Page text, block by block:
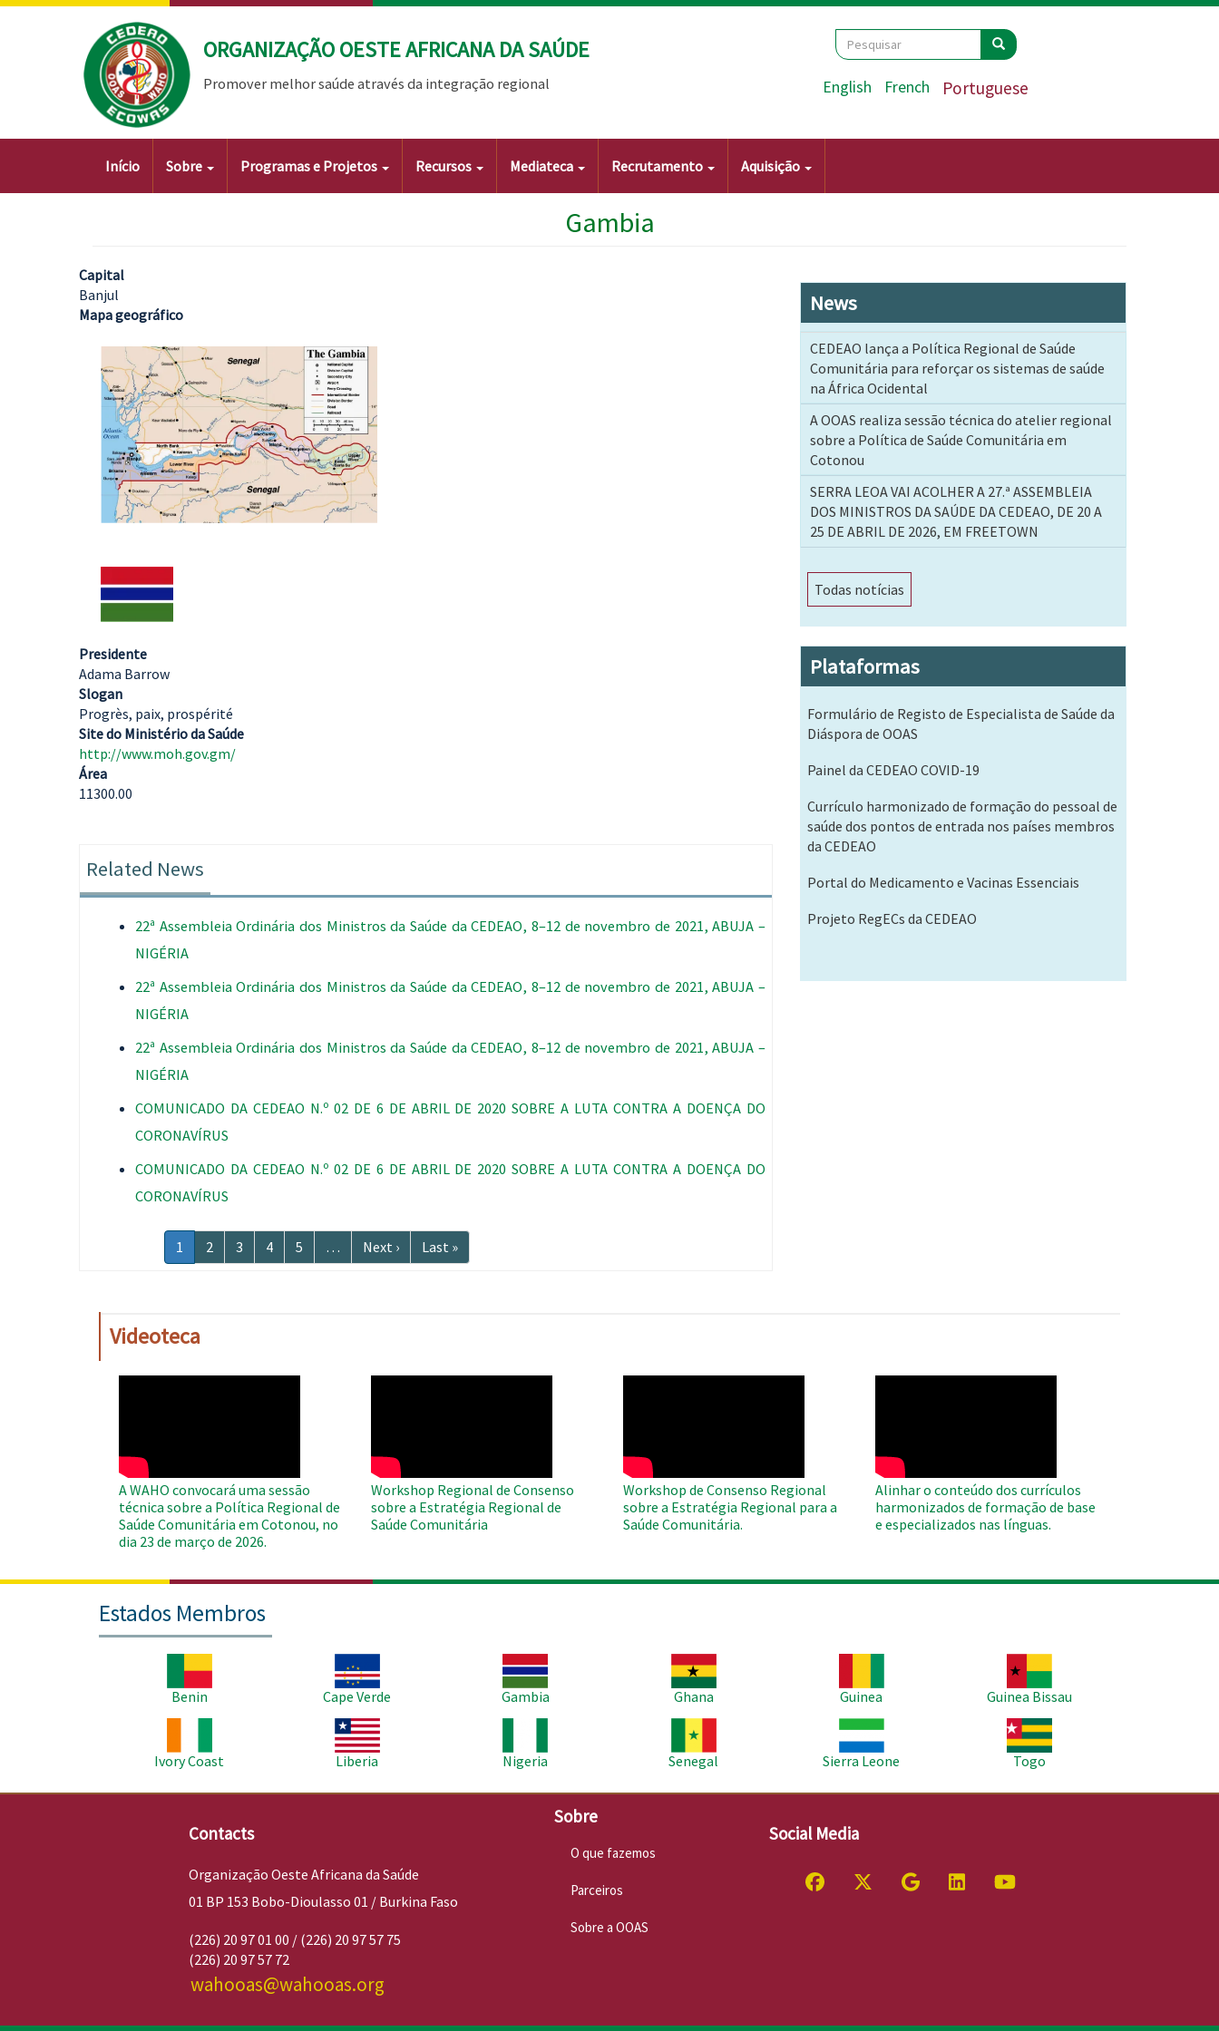
Passar
ORGANIZAÇÃO OESTE AFRICANA DA SAÚDE
Promover melhor saúde através da integração regional
Search
Pesquisar Pesquisar
English French Portuguese
Main
Início Sobre Programas e Projetos Recursos Mediateca Recrutamento Aquisição
Gambia
Capital
Banjul
Mapa geográfico
Imagem
Presidente
Adama Barrow
Slogan
Progrès, paix, prospérité
Site do Ministério da Saúde
http://www.moh.gov.gm/
Área
11300.00
Related News
22ª Assembleia Ordinária dos Ministros da Saúde da CEDEAO, 8–12 de novembro de 2021, ABUJA –
NIGÉRIA
22ª Assembleia Ordinária dos Ministros da Saúde da CEDEAO, 8–12 de novembro de 2021, ABUJA –
NIGÉRIA
22ª Assembleia Ordinária dos Ministros da Saúde da CEDEAO, 8–12 de novembro de 2021, ABUJA –
NIGÉRIA
COMUNICADO DA CEDEAO N.º 02 DE 6 DE ABRIL DE 2020 SOBRE A LUTA CONTRA A DOENÇA DO
CORONAVÍRUS
COMUNICADO DA CEDEAO N.º 02 DE 6 DE ABRIL DE 2020 SOBRE A LUTA CONTRA A DOENÇA DO
CORONAVÍRUS
Página
atual
1 Página
2 Página
3 Página
4 Página
5 …
Próxima
página
Next ›
Última
página
Last »
News
CEDEAO lança a Política Regional de Saúde
Comunitária para reforçar os sistemas de saúde
na África Ocidental
A OOAS realiza sessão técnica do atelier regional
sobre a Política de Saúde Comunitária em
Cotonou
SERRA LEOA VAI ACOLHER A 27.ª ASSEMBLEIA
DOS MINISTROS DA SAÚDE DA CEDEAO, DE 20 A
25 DE ABRIL DE 2026, EM FREETOWN
Todas notícias
Plataformas
Formulário de Registo de Especialista de Saúde da
Diáspora de OOAS
Painel da CEDEAO COVID-19
Currículo harmonizado de formação do pessoal de
saúde dos pontos de entrada nos países membros
da CEDEAO
Portal do Medicamento e Vacinas Essenciais
Projeto RegECs da CEDEAO
Videoteca
A WAHO convocará uma sessão
técnica sobre a Política Regional de
Saúde Comunitária em Cotonou, no
dia 23 de março de 2026.
Workshop Regional de Consenso
sobre a Estratégia Regional de
Saúde Comunitária
Workshop de Consenso Regional
sobre a Estratégia Regional para a
Saúde Comunitária.
Alinhar o conteúdo dos currículos
harmonizados de formação de base
e especializados nas línguas.
Estados Membros
Benin
Cape Verde
Imagem
Gambia
Imagem
Ghana
Guinea
Guinea Bissau
Ivory Coast
Imagem
Liberia
Nigeria
Senegal
Imagem
Sierra Leone
Imagem
Togo
Contacts
Organização Oeste Africana da Saúde
01 BP 153 Bobo-Dioulasso 01 / Burkina Faso
(226) 20 97 01 00 / (226) 20 97 57 75
(226) 20 97 57 72
wahooas@wahooas.org
Sobre
O que fazemos
Parceiros
Sobre a OOAS
Social Media